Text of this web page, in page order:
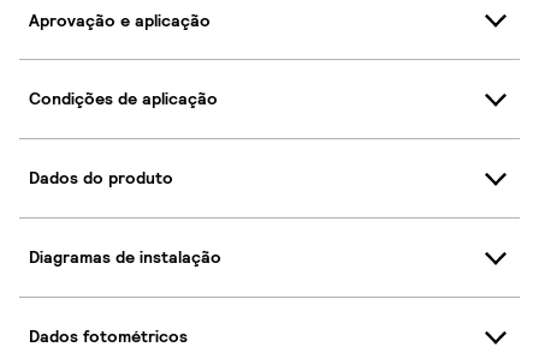
Aprovação e aplicação
Condições de aplicação
Dados do produto
Diagramas de instalação
Dados fotométricos